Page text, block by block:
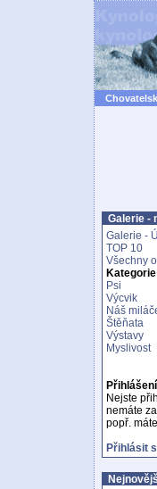
Galerie -
Galerie -
TOP 10
Všechny
Psi
Výcvik
Náš
Štěňata
Výstavy
Myslivost
Nejste
nemáte
popř.
Přihlásit